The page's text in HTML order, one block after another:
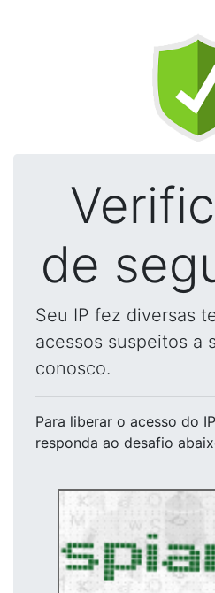
de
Seu IP fez diversas
acessos suspeitos a
conosco.
Para liberar o acesso do IP
responda ao desafio